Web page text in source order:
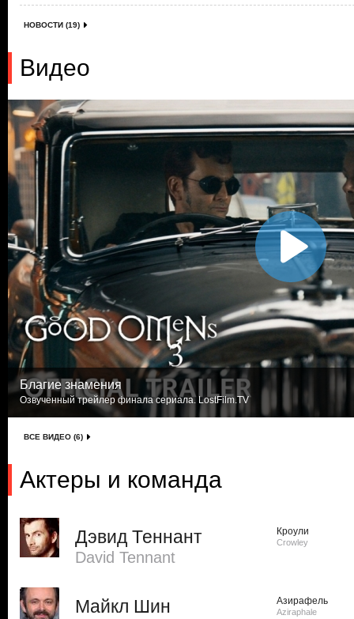
НОВОСТИ (19)
Видео
Благие знамения
Озвученный трейлер финала сериала. LostFilm.TV
ВСЕ ВИДЕО (6)
Актеры и команда
Дэвид Теннант
David Tennant
Кроули
Crowley
Майкл Шин Азирафель
Aziraphale